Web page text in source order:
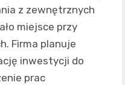
z zewnętrznych
miejsce przy
Firma planuje
inwestycji do
prac